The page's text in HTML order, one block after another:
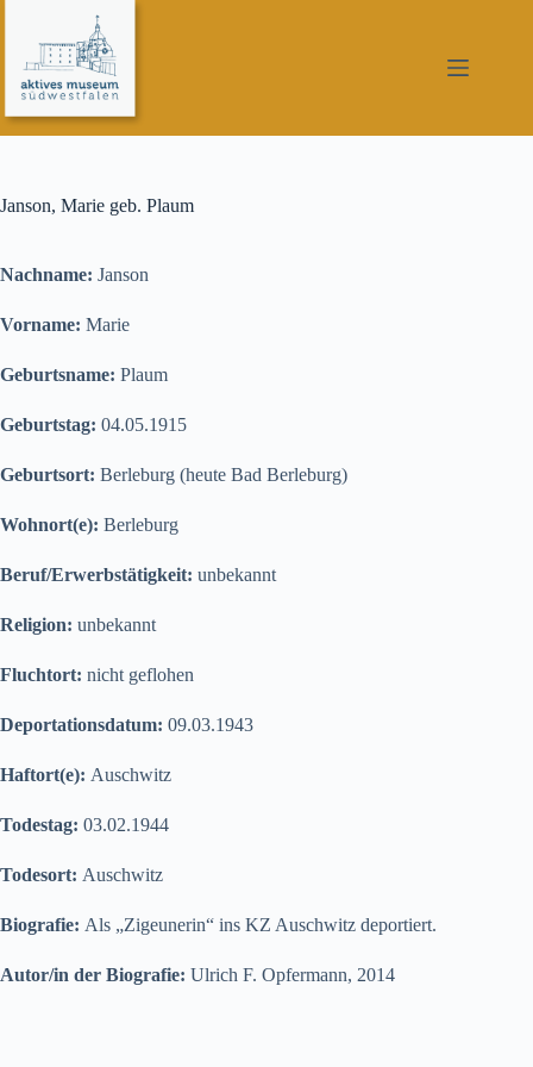
springen
Janson, Marie geb. Plaum
Nachname: Janson
Vorname: Marie
Geburtsname: Plaum
Geburtstag: 04.05.1915
Geburtsort: Berleburg (heute Bad Berleburg)
Wohnort(e): Berleburg
Beruf/Erwerbstätigkeit: unbekannt
Religion: unbekannt
Fluchtort: nicht geflohen
Deportationsdatum: 09.03.1943
Haftort(e): Auschwitz
Todestag: 03.02.1944
Todesort: Auschwitz
Biografie: Als „Zigeunerin“ ins KZ Auschwitz deportiert.
Autor/in der Biografie: Ulrich F. Opfermann, 2014